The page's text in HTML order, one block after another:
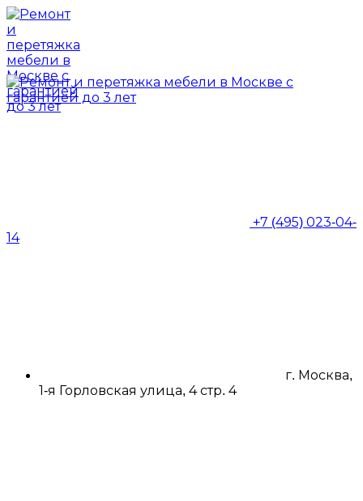
+7 (495) 023-04-
14
г. Москва,
1-я Горловская улица, 4 стр. 4